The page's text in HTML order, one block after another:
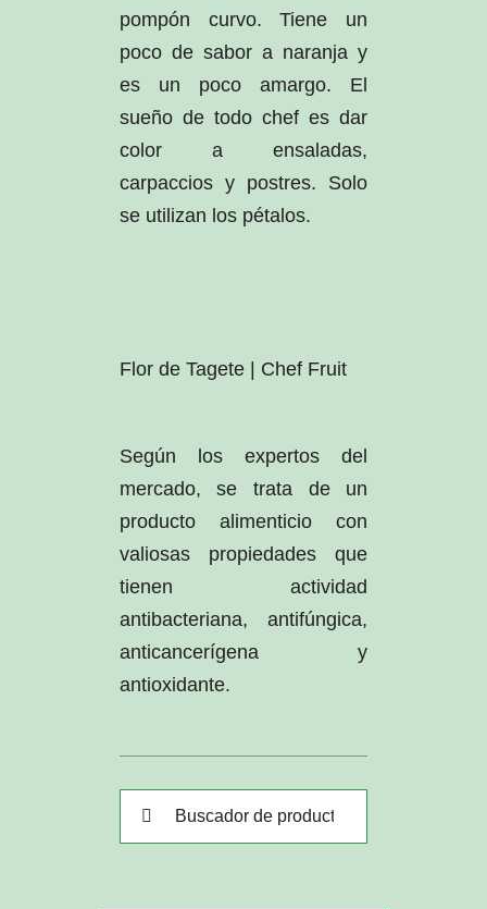
pompón curvo. Tiene un
poco de sabor a naranja y
es un poco amargo. El
sueño de todo chef es dar
color a ensaladas,
carpaccios y postres. Solo
se utilizan los pétalos.
Flor de Tagete | Chef Fruit
Según los expertos del
mercado, se trata de un
producto alimenticio con
valiosas propiedades que
tienen actividad
antibacteriana, antifúngica,
anticancerígena y
antioxidante.
Buscar: